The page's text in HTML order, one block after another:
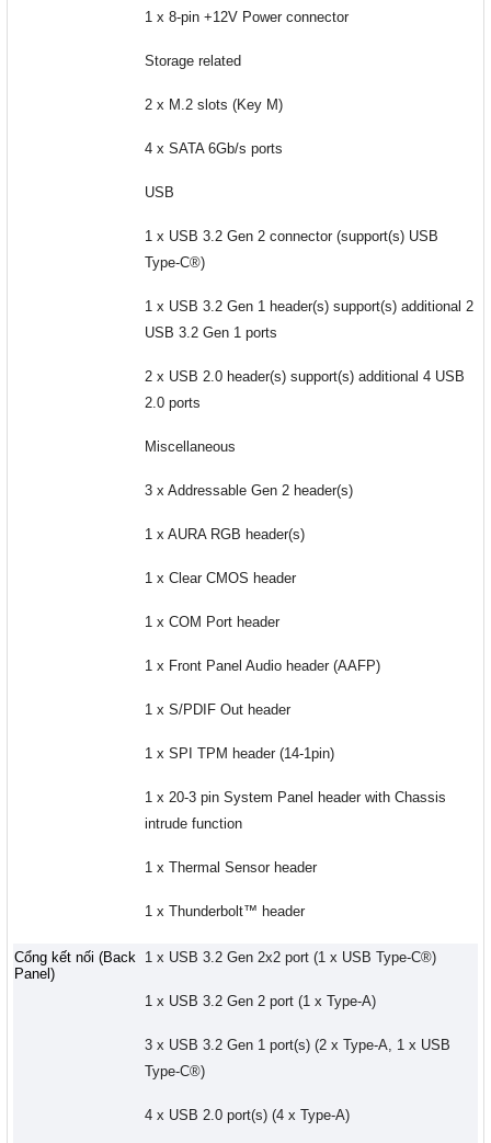
1 x 8-pin +12V Power connector
Storage related
2 x M.2 slots (Key M)
4 x SATA 6Gb/s ports
USB
1 x USB 3.2 Gen 2 connector (support(s) USB
Type-C®)
1 x USB 3.2 Gen 1 header(s) support(s) additional 2
USB 3.2 Gen 1 ports
2 x USB 2.0 header(s) support(s) additional 4 USB
2.0 ports
Miscellaneous
3 x Addressable Gen 2 header(s)
1 x AURA RGB header(s)
1 x Clear CMOS header
1 x COM Port header
1 x Front Panel Audio header (AAFP)
1 x S/PDIF Out header
1 x SPI TPM header (14-1pin)
1 x 20-3 pin System Panel header with Chassis
intrude function
1 x Thermal Sensor header
1 x Thunderbolt™ header
Cổng kết nối (Back
Panel)
1 x USB 3.2 Gen 2x2 port (1 x USB Type-C®)
1 x USB 3.2 Gen 2 port (1 x Type-A)
3 x USB 3.2 Gen 1 port(s) (2 x Type-A, 1 x USB
Type-C®)
4 x USB 2.0 port(s) (4 x Type-A)